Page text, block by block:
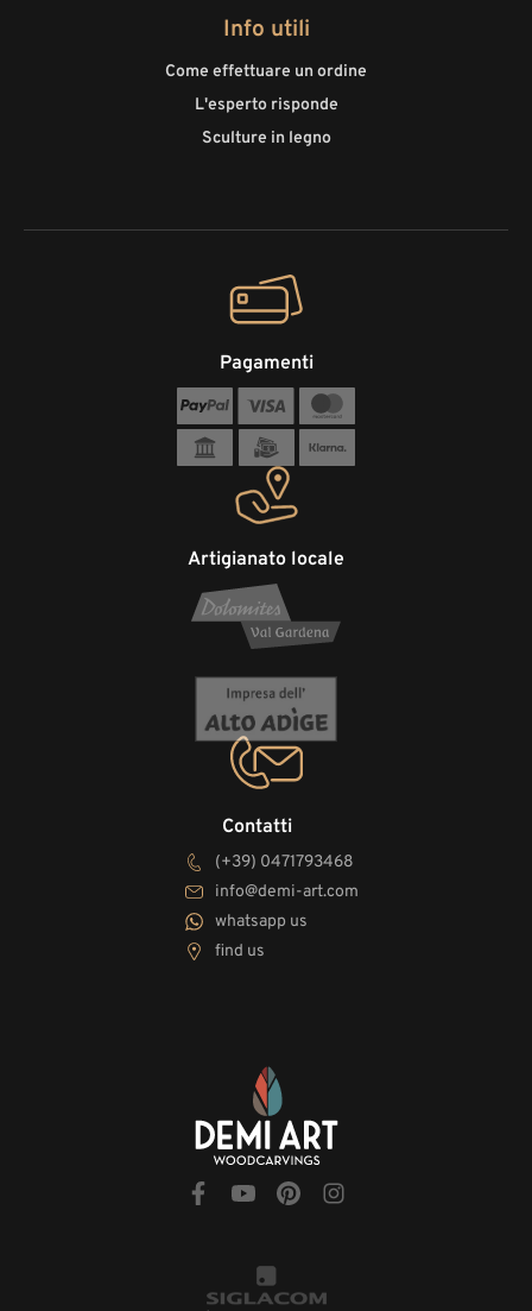
Info utili
Come effettuare un ordine
L'esperto risponde
Sculture in legno
Contatti
(+39) 0471793468
info@demi-art.com
whatsapp us
find us
Artigianato locale
Pagamenti